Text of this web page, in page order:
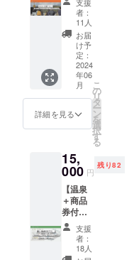
2024年
6月開催
予定！
・会場
は上川
（ANS
HINDO
、もし
PORTO
）の予
時間未
定！ ・
ゲスト
未定！
（でも
全国各
地から
ローカ
ルの
キヌバ
リコー
ヒーラ
ンチ
（2000
円分）
※ワーク
スペー
しご利
用期限
で。 ※
キヌ
コーラ
ンチの
有効期
限は
2025年
5月ま
で。
む場所
や働き
方が多
様化し
ている
今だか
らこ
そ、地
方で生
きてい
を実践
してい
るの
か、上
川町の
取り組
みや、
全国か
ら集ま
PORTO
ANSHI
NDOで
使える
商品券
2000円
分も付
いてま
す！ ポ
アンシ
ンドウ
でのお
買い
物、ご
飲食、
ご宿泊
にご利
用いた
OUT OF
STOCK
となっ
ていた
「とに
かく応
援プラ
ン！
（1000
0円）」
に、現
在製作
ちぶら
MAPを
追加し
たプラ
ンで
す！ ぜ
ひこの
MAPを
手に上
者：
11人
お届
け予
定：
2024
年06
月
詳細を見る
こ
の
リ
タ
ー
ン
を
選
択
す
る
15,
000 円
残り82
【温泉
＋商品
券付き
プラ
ン！】
ANSHI
NDOに
支援
者：
18人